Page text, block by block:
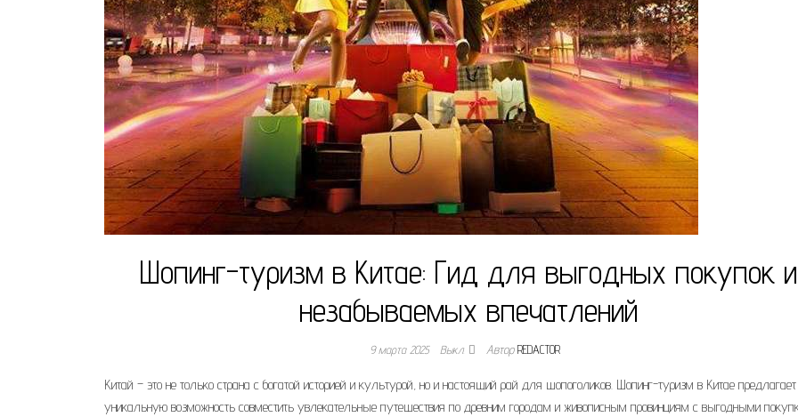
Шопинг-туризм в Китае: Гид для выгодных покупок и
незабываемых впечатлений
9 марта 2025 Выкл. АвторREDACTOR
Китай – это не только страна с богатой историей и культурой, но и настоящий рай для шопоголиков. Шопинг-туризм в Китае предлагает
уникальную возможность совместить увлекательные путешествия по древним городам и живописным провинциям с выгодными